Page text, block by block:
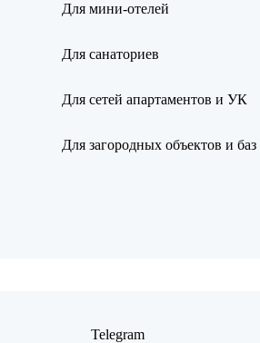
Для мини-отелей
Для санаториев
Для сетей апартаментов и УК
Для загородных объектов и
Telegram